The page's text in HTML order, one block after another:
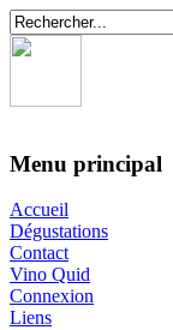
Menu principal
Accueil
Dégustations
Contact
Vino Quid
Connexion
Liens